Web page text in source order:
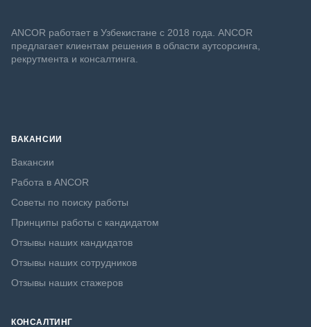
ANСOR работает в Узбекистане с 2018 года. ANCOR
предлагает клиентам решения в области аутсорсинга,
рекрутмента и консалтинга.
ВАКАНСИИ
Вакансии
Работа в ANCOR
Советы по поиску работы
Принципы работы с кандидатом
Отзывы наших кандидатов
Отзывы наших сотрудников
Отзывы наших стажеров
КОНСАЛТИНГ